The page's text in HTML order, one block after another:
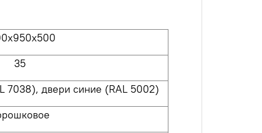
35
7038), двери синие (RAL 5002)